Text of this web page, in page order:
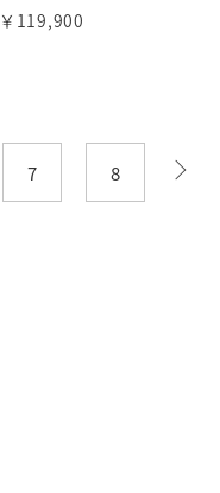
￥119,900
7 8